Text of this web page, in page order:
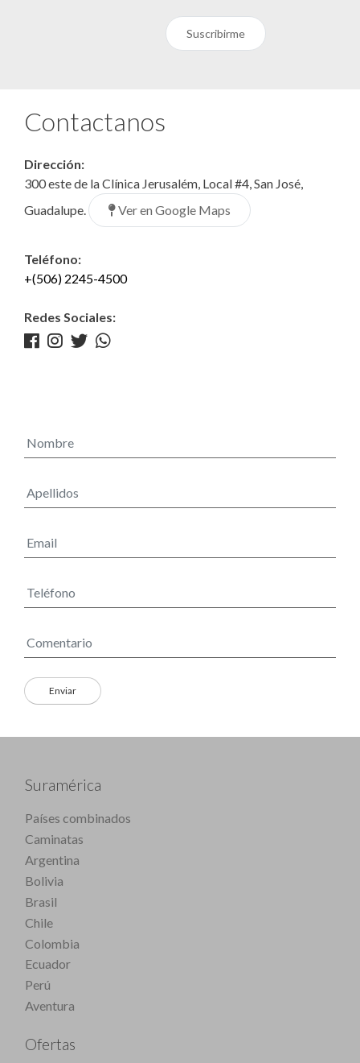
Suscribirme
Contactanos
Dirección:
300 este de la Clínica Jerusalém, Local #4, San José,
Guadalupe.
Ver en Google Maps
Teléfono:
+(506) 2245-4500
Redes Sociales:
Suramérica
Países combinados
Caminatas
Argentina
Bolivia
Brasil
Chile
Colombia
Ecuador
Perú
Aventura
Ofertas